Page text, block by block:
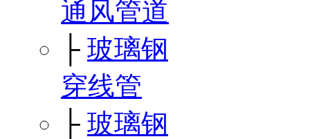
通风管道
├ 玻璃钢
穿线管
├ 玻璃钢